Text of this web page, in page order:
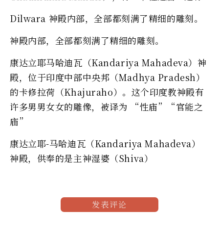
Dilwara 神殿内部，全部都刻满了精细的雕刻。
神殿内部，全部都刻满了精细的雕刻。
康达立耶马哈迪瓦（Kandariya Mahadeva）神
殿，位于印度中部中央邦（Madhya Pradesh）
的卡修拉荷（Khajuraho）。这个印度教神殿有
许多男男女女的雕像，被译为 “性庙”“官能之
庙”
康达立耶-马哈迪瓦（Kandariya Mahadeva）
神殿，供奉的是主神湿婆（Shiva）
发表评论